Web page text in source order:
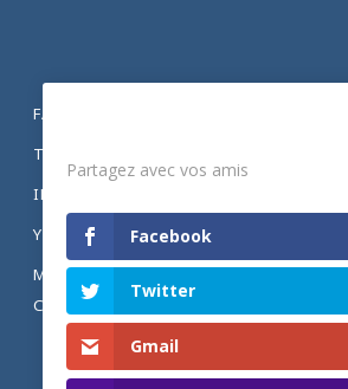
FACEBOOK
TWITTER
INSTAGRAM
YOUTUBE
MENTIONS LÉGALES ET POLITIQUE DE
CONFIDENTIALITÉ
Partagez avec vos amis
Facebook
Twitter
Gmail